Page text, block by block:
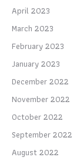
April 2023
March 2023
February 2023
January 2023
December 2022
November 2022
October 2022
September 2022
August 2022